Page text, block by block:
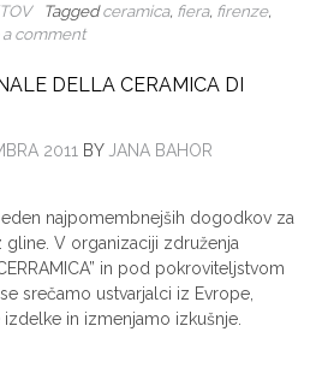
Taggedceramica, fiera, firenze,
comment
DELLA CERAMICA DI
2011 BY JANA BAHOR
najpomembnejših dogodkov za
gline. V organizaciji združenja
in pod pokroviteljstvom
srečamo ustvarjalci iz Evrope,
in izmenjamo izkušnje.